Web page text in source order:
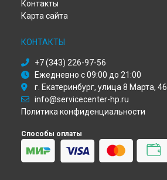
Ремонт моноблока Slate 21 Pro HP в
Контакты
Карта сайта
КОНТАКТЫ
+7 (343) 226-97-56
Ежедневно с 09:00 до 21:00
г. Екатеринбург, улица 8 Марта, 46
info@servicecenter-hp.ru
Политика конфиденциальности
Способы оплаты